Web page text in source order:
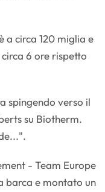
a circa 120 miglia e
6 ore rispetto
spingendo verso il
su Biotherm.
- Team Europe
barca e montato un